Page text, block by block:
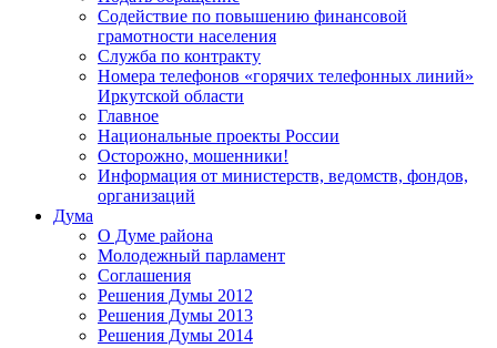
Содействие по повышению финансовой
грамотности населения
Служба по контракту
Номера телефонов «горячих телефонных линий»
Иркутской области
Главное
Национальные проекты России
Осторожно, мошенники!
Информация от министерств, ведомств, фондов,
организаций
Дума
О Думе района
Молодежный парламент
Соглашения
Решения Думы 2012
Решения Думы 2013
Решения Думы 2014